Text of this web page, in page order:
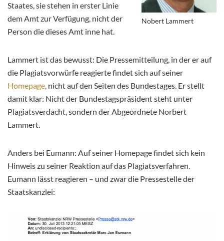
Nobert Lammert
Staates, sie stehen in erster Linie
dem Amt zur Verfügung, nicht der
Person die dieses Amt inne hat.
Lammert ist das bewusst: Die Pressemitteilung, in der er auf
die Plagiatsvorwürfe reagierte findet sich auf seiner
Homepage, nicht auf den Seiten des Bundestages. Er stellt
damit klar: Nicht der Bundestagspräsident steht unter
Plagiatsverdacht, sondern der Abgeordnete Norbert
Lammert.
Anders bei Eumann: Auf seiner Homepage findet sich kein
Hinweis zu seiner Reaktion auf das Plagiatsverfahren.
Eumann lässt reagieren – und zwar die Pressestelle der
Staatskanzlei: